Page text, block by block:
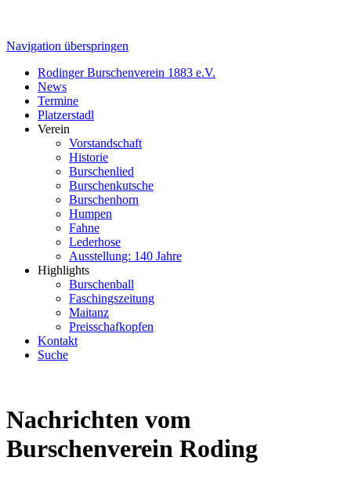
Navigation überspringen
Rodinger Burschenverein 1883 e.V.
News
Termine
Platzerstadl
Verein
Vorstandschaft
Historie
Burschenlied
Burschenkutsche
Burschenhorn
Humpen
Fahne
Lederhose
Ausstellung: 140 Jahre
Highlights
Burschenball
Faschingszeitung
Maitanz
Preisschafkopfen
Kontakt
Suche
Nachrichten vom
Burschenverein Roding